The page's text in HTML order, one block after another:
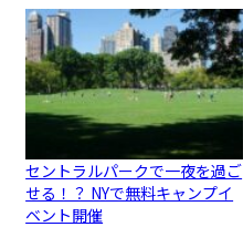
セントラルパークで一夜を過ご
せる！？ NYで無料キャンプイ
ベント開催